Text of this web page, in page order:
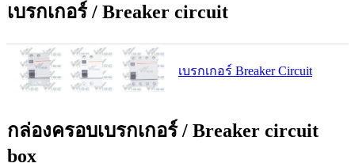
เบรกเกอร์ / Breaker circuit
เบรกเกอร์ Breaker Circuit
กล่องครอบเบรกเกอร์ / Breaker circuit
box